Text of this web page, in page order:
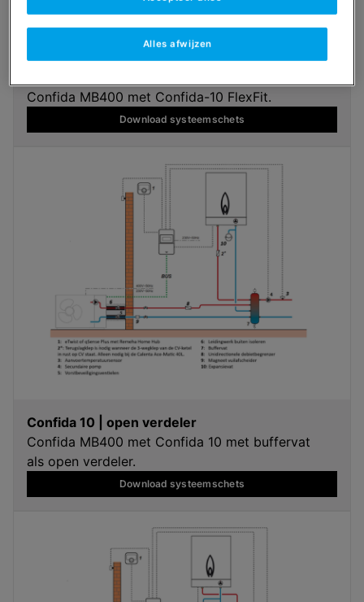
Confida MB400 met Confida-10 FlexFit.
Download systeemschets
Confida 10 | open verdeler
Confida MB400 met Confida 10 met buffervat
als open verdeler.
Download systeemschets
Alles afwijzen